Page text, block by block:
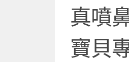
真噴
寶貝